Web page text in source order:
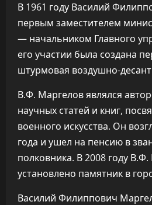
В 1961 году Василий
первым заместителем
— начальником Главного
его участии была создана
штурмовая воздушно-
В.Ф. Маргелов являлся
научных статей и книг,
военного искусства. Он
года и ушел на пенсию в
полковника. В 2008 году
установлено памятник в
Василий Филиппович